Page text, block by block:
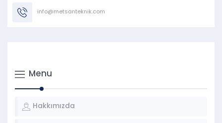
info@metsanteknik.com
Menu
Hakkımızda